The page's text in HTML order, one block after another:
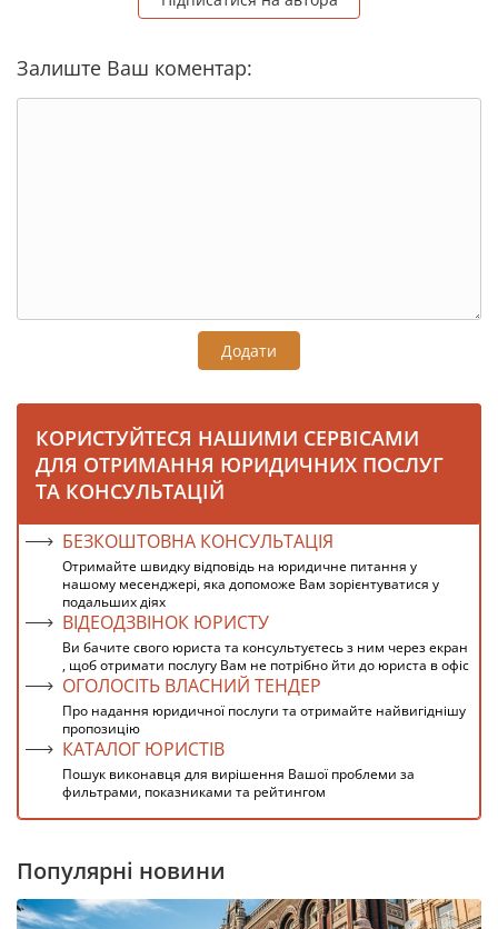
Залиште Ваш коментар:
Додати
КОРИСТУЙТЕСЯ НАШИМИ СЕРВІСАМИ
ДЛЯ ОТРИМАННЯ ЮРИДИЧНИХ ПОСЛУГ
ТА КОНСУЛЬТАЦІЙ
БЕЗКОШТОВНА КОНСУЛЬТАЦІЯ
Отримайте швидку відповідь на юридичне питання у
нашому месенджері, яка допоможе Вам зорієнтуватися у
подальших діях
ВІДЕОДЗВІНОК ЮРИСТУ
Ви бачите свого юриста та консультуєтесь з ним через екран
, щоб отримати послугу Вам не потрібно йти до юриста в офіс
ОГОЛОСІТЬ ВЛАСНИЙ ТЕНДЕР
Про надання юридичної послуги та отримайте найвигіднішу
пропозицію
КАТАЛОГ ЮРИСТІВ
Пошук виконавця для вирішення Вашої проблеми за
фильтрами, показниками та рейтингом
Популярні новини